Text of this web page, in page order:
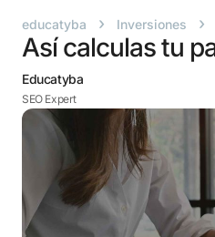
educatyba › Inversiones ›
Así calculas tu
Educatyba
SEO Expert